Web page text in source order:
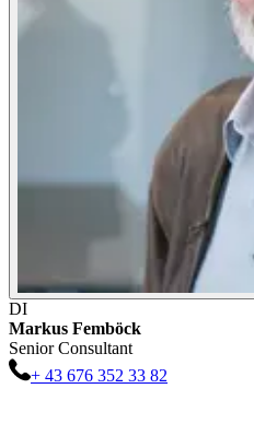
DI
Markus Femböck
Senior Consultant
+ 43 676 352 33 82